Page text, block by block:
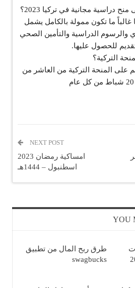
دراسية مجانية في تركيا 2023؟
غالباً ما تكون ممولة بالكامل يشمل
الدراسية والتأمين الصحي
للحصول عليها.
التركية؟
على المنحة التركية من العاشر من
NEXT POST
امساكية رمضان 2023
اسطنبول – 1444هـ
YOU
2024
طرق ربح المال من تطبيق
swagbucks